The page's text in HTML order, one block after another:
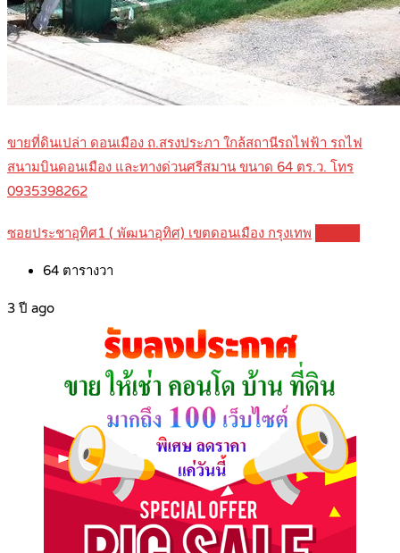
ขายที่ดินเปล่า ดอนเมือง ถ.สรงประภา ใกล้สถานีรถไฟฟ้า รถไฟ
สนามบินดอนเมือง และทางด่วนศรีสมาน ขนาด 64 ตร.ว. โทร
0935398262
ซอยประชาอุทิศ1 ( พัฒนาอุทิศ) เขตดอนเมือง กรุงเทพ
64 ตารางวา
3 ปี ago